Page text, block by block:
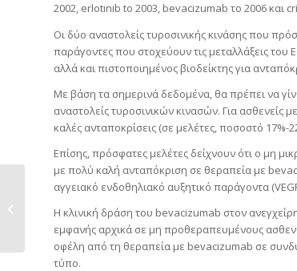
2002, erlotinib to 2003, bevacizumab το 2006 και
Οι δύο αναστολείς τυροσινικής κινάσης που
παράγοντες που στοχεύουν τις μεταλλάξεις του
αλλά και πιστοποιημένος βιοδείκτης για
Με βάση τα σημερινά δεδομένα, θα πρέπει να
αναστολείς τυροσινικών κινασών. Για
καλές ανταποκρίσεις (σε μελέτες, ποσοστό
Επίσης, πρόσφατες μελέτες δείχνουν ότι ο μη
με πολύ καλή ανταπόκριση σε θεραπεία με
αγγειακό ενδοθηλιακό αυξητικό παράγοντα
Η κλινική δράση του bevacizumab στον
εμφανής αρχικά σε μη προθεραπευμένους
οφέλη από τη θεραπεία με bevacizumab σε
τύπο.
Ποια η σχέση του
καρκίνου με τη
παχυσαρκί...